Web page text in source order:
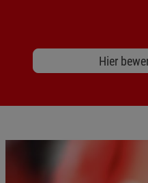
Hier